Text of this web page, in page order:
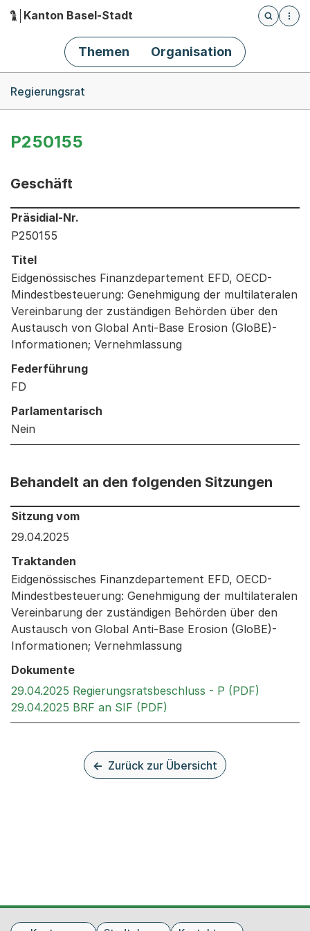
Hauptnavigation
Kanton Basel-Stadt
Öffnet
Themen Organisation
Regierungsrat
P250155
Geschäft
Informationen zum Ausgewählten Geschäft
Präsidial-Nr.
P250155
Titel
Eidgenössisches Finanzdepartement EFD, OECD-
Mindestbesteuerung: Genehmigung der multilateralen
Vereinbarung der zuständigen Behörden über den
Austausch von Global Anti-Base Erosion (GloBE)-
Informationen; Vernehmlassung
Federführung
FD
Parlamentarisch
Nein
Behandelt an den folgenden Sitzungen
Behandelt an den folgenden Sitzungen: Informationen
Sitzung vom
29.04.2025
Traktanden
Eidgenössisches Finanzdepartement EFD, OECD-
Mindestbesteuerung: Genehmigung der multilateralen
Vereinbarung der zuständigen Behörden über den
Austausch von Global Anti-Base Erosion (GloBE)-
Informationen; Vernehmlassung
Dokumente
29.04.2025 Regierungsratsbeschluss - P (PDF)
29.04.2025 BRF an SIF (PDF)
Zurück zur Übersicht